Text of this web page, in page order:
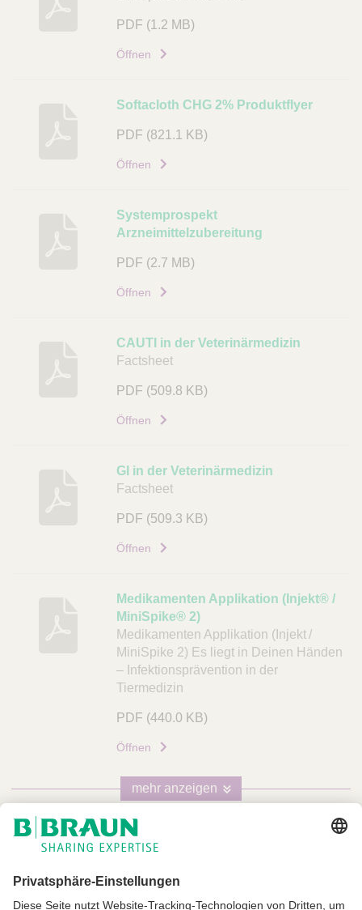
PDF (1.2 MB)
Öffnen
Softacloth CHG 2% Produktflyer
PDF (821.1 KB)
Öffnen
Systemprospekt
Arzneimittelzubereitung
PDF (2.7 MB)
Öffnen
CAUTI in der Veterinärmedizin
Factsheet
PDF (509.8 KB)
Öffnen
GI in der Veterinärmedizin
Factsheet
PDF (509.3 KB)
Öffnen
Medikamenten Applikation (Injekt® /
MiniSpike® 2)
Medikamenten Applikation (Injekt /
MiniSpike 2) Es liegt in Deinen Händen
– Infektionsprävention in der
Tiermedizin
PDF (440.0 KB)
Öffnen
mehr anzeigen